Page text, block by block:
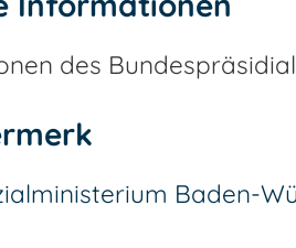
des
Baden-